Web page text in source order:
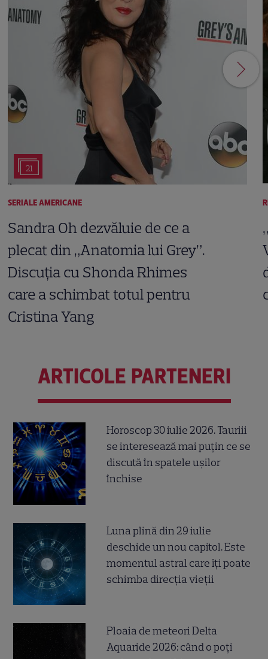
21
SERIALE AMERICANE
Sandra Oh dezvăluie de ce a
plecat din „Anatomia lui Grey”.
Discuția cu Shonda Rhimes
care a schimbat totul pentru
Cristina Yang
ARTICOLE PARTENERI
Horoscop 30 iulie 2026. Tauriii
se interesează mai puțin ce se
discută în spatele ușilor
închise
Luna plină din 29 iulie
deschide un nou capitol. Este
momentul astral care îți poate
schimba direcția vieții
Ploaia de meteori Delta
Aquaride 2026: când o poți